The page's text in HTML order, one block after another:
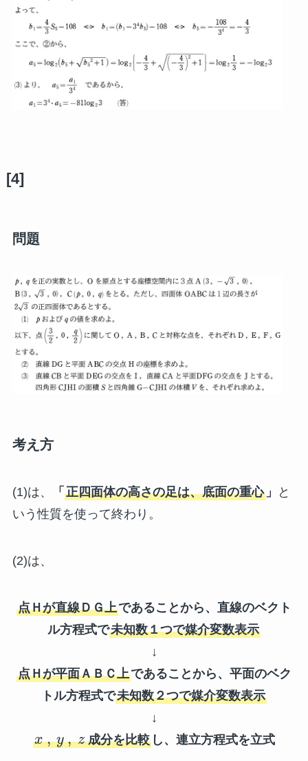
[4]
問題
考え方
(1)は、 「 正四面体の高さの足は、底面の重心」
と
いう性質を使って終わり。
(2)は、
点Ｈが直線ＤＧ上であることから、直線のベクト
ル方程式で未知数１つで媒介変数表示
↓
点Ｈが平面ＡＢＣ上であることから、平面のベク
トル方程式で未知数２つで媒介変数表示
↓
x , y , z成分を比較し、連立方程式を立式